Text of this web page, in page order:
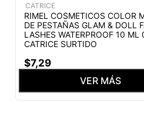
CATRICE
RIMEL COSMETICOS COLOR
DE PESTAÑAS GLAM & DOLL
LASHES WATERPROOF 10 ML
CATRICE SURTIDO
$7,29
VER MÁS